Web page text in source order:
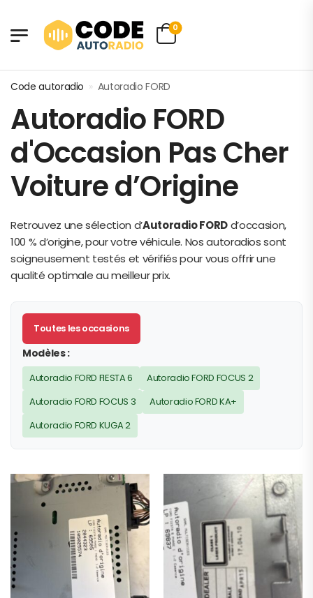
0
Code autoradio » Autoradio FORD
Autoradio FORD
d'Occasion Pas Cher
Voiture d’Origine
Retrouvez une sélection d’Autoradio FORDd’occasion,
100 % d’origine, pour votre véhicule. Nos autoradios sont
soigneusement testés et vérifiés pour vous offrir une
qualité optimale au meilleur prix.
Toutes les occasions
Modèles :
Autoradio FORD FIESTA 6
Autoradio FORD FOCUS 2
Autoradio FORD FOCUS 3
Autoradio FORD KA+
Autoradio FORD KUGA 2